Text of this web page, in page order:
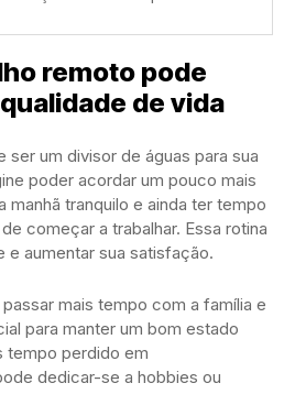
remoto pode
de vida
ser um divisor de águas para sua
poder acordar um pouco mais
manhã tranquilo e ainda ter tempo
começar a trabalhar. Essa rotina
aumentar sua satisfação.
mais tempo com a família e
para manter um bom estado
tempo perdido em
dedicar-se a hobbies ou